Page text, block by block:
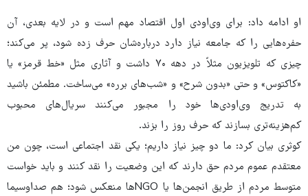
او ادامه داد: برای وی‌اودی اول اقتصاد مهم است و در لایه بعدی، آن
حفره‌هایی را که جامعه نیاز دارد درباره‌شان حرف زده شود، پر می‌کند؛
چیزی که تلویزیون مثلاً در دهه ۷۰ داشت و آثاری مثل «خط قرمز» یا
«کاکتوس» و حتی «بدون شرح» و «شب‌های برره» می‌ساخت. مطمئن باشید
به تدریج وی‌اودی‌ها خود را مجبور می‌کنند سریال‌های محبوب
کم‌هزینه‌تری بسازند که حرف روز را بزند.
کوثری بیان کرد: ما دو چیز نیاز داریم؛ یکی نقد اجتماعی است، چون من
معتقدم عموم مردم حق دارند که این وضعیت را نقد کنند و باید خواست
متوسط مردم از طریق انجمن‌ها یا NGOها منعکس شود؛ هم صداوسیما